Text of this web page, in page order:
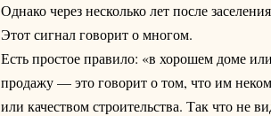
Однако через несколько лет после
Этот сигнал говорит о многом.
Есть простое правило: «в хорошем доме
продажу — это говорит о том, что им
или качеством строительства. Так что не